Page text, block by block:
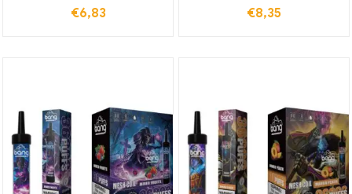
Einweg E-Zigarette mit
€6,83
Zigarette Berry Blast mit
€8,35